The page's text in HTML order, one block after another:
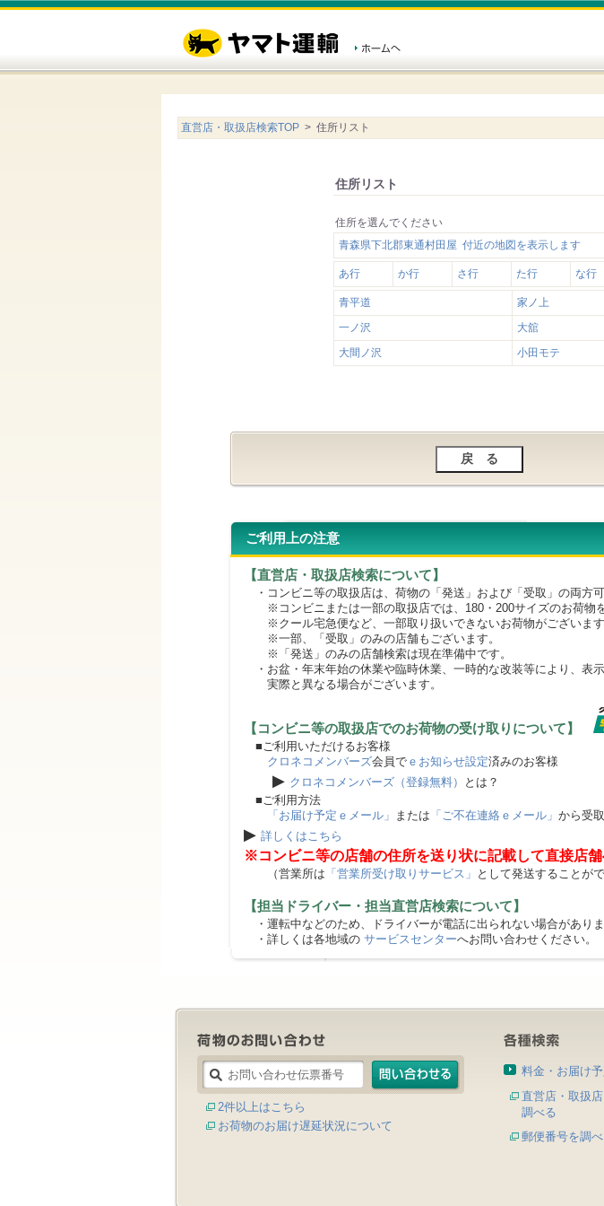
直営店・取扱店検索TOP > 住所リスト
住所リスト
住所を選んでください
青森県下北郡東通村田屋 付近の地図を表示します
あ行 か行 さ行 た行 な行
青平道 家ノ上
一ノ沢
大舘
大間ノ沢
小田モテ
ご利用上の注意
【直営店・取扱店検索について】
・コンビニ等の取扱店は、荷物の「発送」および「受取」の両方
※コンビニまたは一部の取扱店では、180・200サイズのお荷物を
※クール宅急便など、一部取り扱いできないお荷物がございます
※一部、「受取」のみの店舗もございます。
※「発送」のみの店舗検索は現在準備中です。
・お盆・年末年始の休業や臨時休業、一時的な改装等により、表
実際と異なる場合がございます。
【コンビニ等の取扱店でのお荷物の受け取りについて】
■ご利用いただけるお客様
クロネコメンバーズ会員で ｅお知らせ設定済みのお客様
▶ クロネコメンバーズ（登録無料）
とは？
■ご利用方法
「お届け予定ｅメール」 または 「ご不在連絡ｅメール」 から受
▶ 詳しくはこちら
※コンビニ等の店舗の住所を送り状に記載して直接店舗
（営業所は 「営業所受け取りサービス」 として発送することが
【担当ドライバー・担当直営店検索について】
・運転中などのため、ドライバーが電話に出られない場合がありま
・詳しくは各地域の サービスセンターへお問い合わせください。
2件以上はこちら
お荷物のお届け遅延状況について
料金・お届け
直営店・取扱
調べる
郵便番号を調